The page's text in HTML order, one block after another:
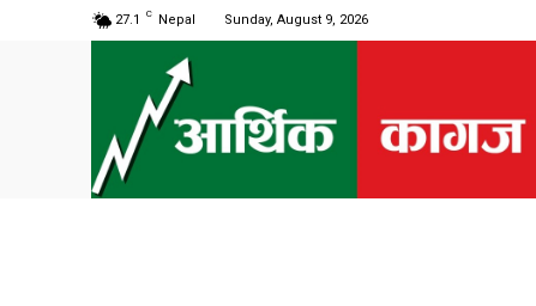
27.1 C Nepal Sunday, August 9, 2026